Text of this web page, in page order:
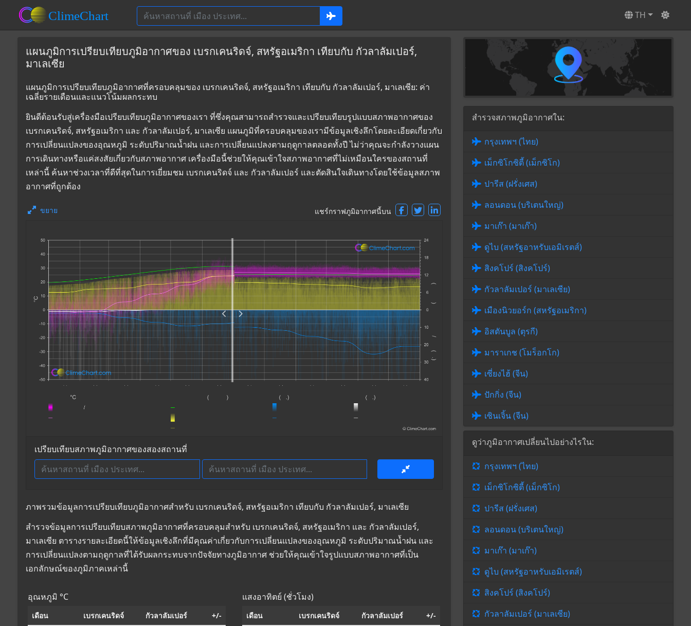
TH
แผนภูมิการเปรียบเทียบภูมิอากาศของ เบรกเคนริดจ์, สหรัฐอเมริกา เทียบกับ กัวลาลัมเปอร์,
มาเลเซีย
แผนภูมิการเปรียบเทียบภูมิอากาศที่ครอบคลุมของ เบรกเคนริดจ์, สหรัฐอเมริกา เทียบกับ กัวลาลัมเปอร์, มาเลเซีย: ค่า
เฉลี่ยรายเดือนและแนวโน้มผลกระทบ
ยินดีต้อนรับสู่เครื่องมือเปรียบเทียบภูมิอากาศของเรา ที่ซึ่งคุณสามารถสำรวจและเปรียบเทียบรูปแบบสภาพอากาศของ
เบรกเคนริดจ์, สหรัฐอเมริกา และ กัวลาลัมเปอร์, มาเลเซีย แผนภูมิที่ครอบคลุมของเรามีข้อมูลเชิงลึกโดยละเอียดเกี่ยวกับ
การเปลี่ยนแปลงของอุณหภูมิ ระดับปริมาณน้ำฝน และการเปลี่ยนแปลงตามฤดูกาลตลอดทั้งปี ไม่ว่าคุณจะกำลังวางแผน
การเดินทางหรือแค่สงสัยเกี่ยวกับสภาพอากาศ เครื่องมือนี้ช่วยให้คุณเข้าใจสภาพอากาศที่ไม่เหมือนใครของสถานที่
เหล่านี้ ค้นหาช่วงเวลาที่ดีที่สุดในการเยี่ยมชม เบรกเคนริดจ์ และ กัวลาลัมเปอร์ และตัดสินใจเดินทางโดยใช้ข้อมูลสภาพ
อากาศที่ถูกต้อง
ขยาย แชร์กราฟภูมิอากาศนี้บน
เปรียบเทียบสภาพภูมิอากาศของสองสถานที่
ภาพรวมข้อมูลการเปรียบเทียบภูมิอากาศสำหรับ เบรกเคนริดจ์, สหรัฐอเมริกา เทียบกับ กัวลาลัมเปอร์, มาเลเซีย
สำรวจข้อมูลการเปรียบเทียบสภาพภูมิอากาศที่ครอบคลุมสำหรับ เบรกเคนริดจ์, สหรัฐอเมริกา และ กัวลาลัมเปอร์,
มาเลเซีย ตารางรายละเอียดนี้ให้ข้อมูลเชิงลึกที่มีคุณค่าเกี่ยวกับการเปลี่ยนแปลงของอุณหภูมิ ระดับปริมาณน้ำฝน และ
การเปลี่ยนแปลงตามฤดูกาลที่ได้รับผลกระทบจากปัจจัยทางภูมิอากาศ ช่วยให้คุณเข้าใจรูปแบบสภาพอากาศที่เป็น
เอกลักษณ์ของภูมิภาคเหล่านี้
อุณหภูมิ °C
เดือน เบรกเคนริดจ์ กัวลาลัมเปอร์ +/-
แสงอาทิตย์ (ชั่วโมง)
เดือน เบรกเคนริดจ์ กัวลาลัมเปอร์ +/-
สำรวจสภาพภูมิอากาศใน:
กรุงเทพฯ (ไทย)
เม็กซิโกซิตี้ (เม็กซิโก)
ปารีส (ฝรั่งเศส)
ลอนดอน (บริเตนใหญ่)
มาเก๊า (มาเก๊า)
ดูไบ (สหรัฐอาหรับเอมิเรตส์)
สิงคโปร์ (สิงคโปร์)
กัวลาลัมเปอร์ (มาเลเซีย)
เมืองนิวยอร์ก (สหรัฐอเมริกา)
อิสตันบูล (ตุรกี)
มาราเกช (โมร็อกโก)
เซี่ยงไฮ้ (จีน)
ปักกิ่ง (จีน)
เซินเจิ้น (จีน)
ดูว่าภูมิอากาศเปลี่ยนไปอย่างไรใน:
กรุงเทพฯ (ไทย)
เม็กซิโกซิตี้ (เม็กซิโก)
ปารีส (ฝรั่งเศส)
ลอนดอน (บริเตนใหญ่)
มาเก๊า (มาเก๊า)
ดูไบ (สหรัฐอาหรับเอมิเรตส์)
สิงคโปร์ (สิงคโปร์)
กัวลาลัมเปอร์ (มาเลเซีย)